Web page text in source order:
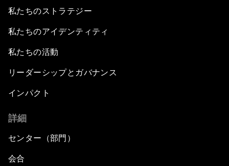
私たちのストラテジー
私たちのアイデンティティ
私たちの活動
リーダーシップとガバナンス
インパクト
詳細
センター（部門）
会合